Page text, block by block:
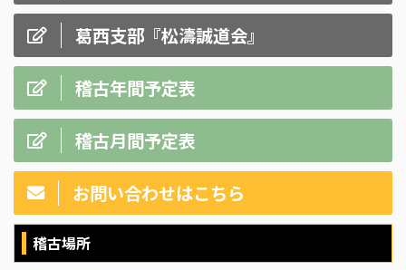
葛西支部『松濤誠道会』
稽古年間予定表
稽古月間予定表
お問い合わせはこちら
稽古場所